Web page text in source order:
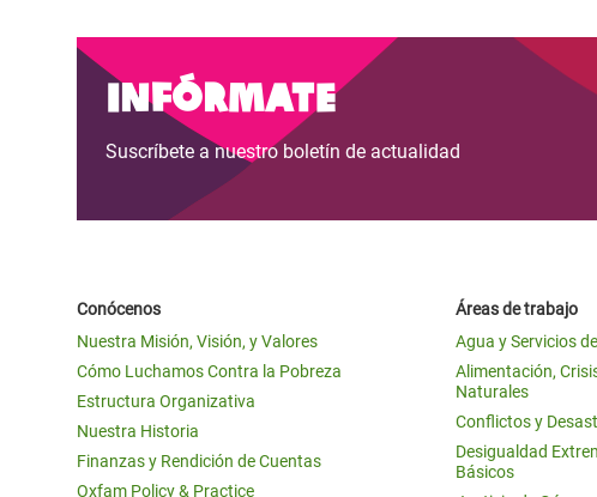
Infórmate
Suscríbete a nuestro boletín de actualidad
Conócenos
Nuestra Misión, Visión, y Valores
Cómo Luchamos Contra la Pobreza
Estructura Organizativa
Nuestra Historia
Finanzas y Rendición de Cuentas
Oxfam Policy & Practice
Áreas de trabajo
Agua y Servicios
Alimentación,
Naturales
Conflictos y
Desigualdad
Básicos